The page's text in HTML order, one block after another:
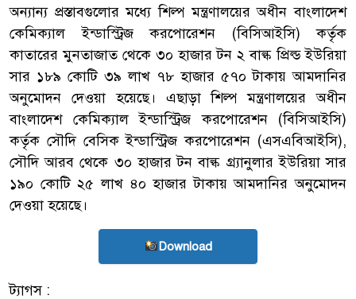
অন্যান্য প্রস্তাবগুলোর মধ্যে শিল্প মন্ত্রণালয়ের অধীন বাংলাদেশ
কেমিক্যাল ইন্ডাস্ট্রিজ করপোরেশন (বিসিআইসি) কর্তৃক
কাতারের মুনতাজাত থেকে ৩০ হাজার টন ২ বাল্ক প্রিল্ড ইউরিয়া
সার ১৮৯ কোটি ৩৯ লাখ ৭৮ হাজার ৫৭০ টাকায় আমদানির
অনুমোদন দেওয়া হয়েছে। এছাড়া শিল্প মন্ত্রণালয়ের অধীন
বাংলাদেশ কেমিক্যাল ইন্ডাস্ট্রিজ করপোরেশন (বিসিআইসি)
কর্তৃক সৌদি বেসিক ইন্ডাস্ট্রিজ করপোরেশন (এসএবিআইসি),
সৌদি আরব থেকে ৩০ হাজার টন বাল্ক গ্র্যানুলার ইউরিয়া সার
১৯০ কোটি ২৫ লাখ ৪০ হাজার টাকায় আমদানির অনুমোদন
দেওয়া হয়েছে।
Download
ট্যাগস :